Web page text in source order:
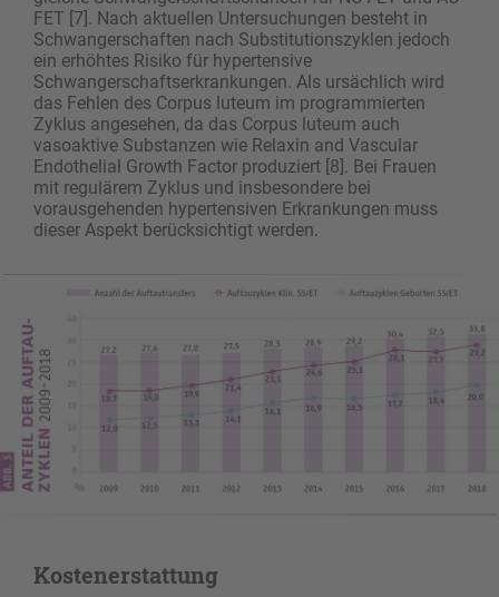
FET [7]. Nach aktuellen Untersuchungen besteht in
Schwangerschaften nach Substitutionszyklen jedoch
ein erhöhtes Risiko für hypertensive
Schwangerschaftserkrankungen. Als ursächlich wird
das Fehlen des Corpus luteum im programmierten
Zyklus angesehen, da das Corpus luteum auch
vasoaktive Substanzen wie Relaxin and Vascular
Endothelial Growth Factor produziert [8]. Bei Frauen
mit regulärem Zyklus und insbesondere bei
vorausgehenden hypertensiven Erkrankungen muss
dieser Aspekt berücksichtigt werden.
Kostenerstattung